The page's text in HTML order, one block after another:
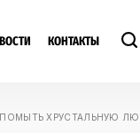
КОНТАКТЫ
ХРУСТАЛЬНУЮ